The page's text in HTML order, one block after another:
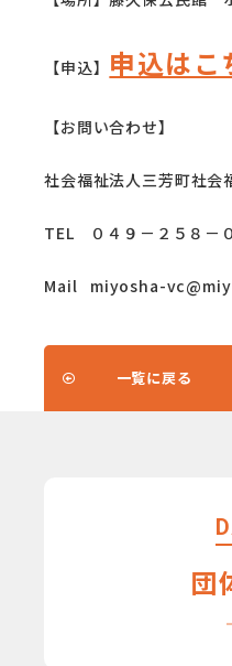
【申込】 申込はこ
【お問い合わせ】
社会福祉法人三芳町社会
TEL ０４９－２５８－
Mail miyosha-
一覧に戻る
団